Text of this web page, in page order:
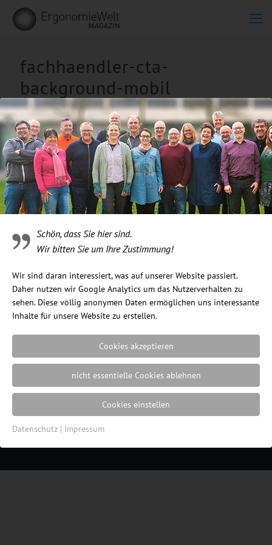
fachhaendler-cta-
background-mobil
Ein Blog des InternetshopsErgonomieWelt.de
|Impressum|Datenschutz|Cookie
| Webdesign von der
Werbeagentur in Lübeck
Schön, dass Sie hier sind.
Wir bitten Sie um Ihre Zustimmung!
Wir sind daran interessiert, was auf unserer Website passiert.
Daher nutzen wir Google Analytics um das Nutzerverhalten zu
sehen. Diese völlig anonymen Daten ermöglichen uns interessante
Inhalte für unsere Website zu erstellen.
Cookies akzeptieren
nicht essentielle Cookies ablehnen
Cookies einstellen
Datenschutz | Impressum